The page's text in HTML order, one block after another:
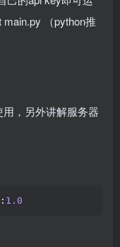
（python推
，另外讲解服务器
1.0